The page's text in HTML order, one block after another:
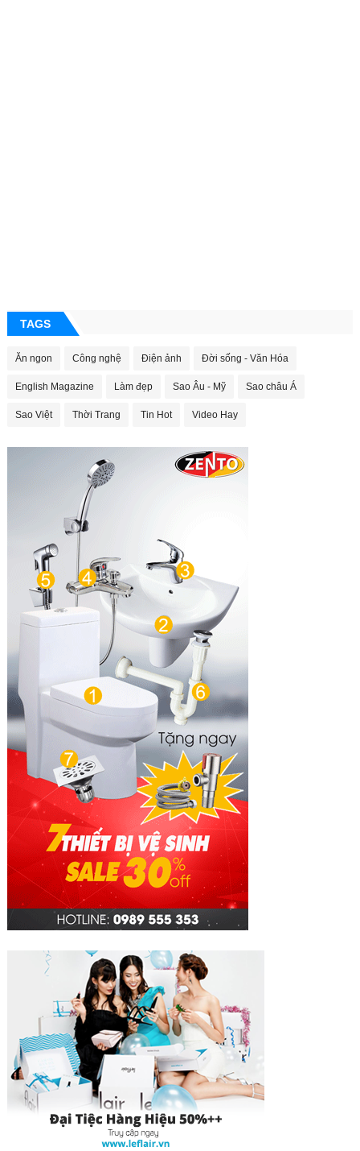
TAGS
Ăn ngon Công nghệ Điện ảnh Đời sống - Văn Hóa
English Magazine Làm đẹp Sao Âu - Mỹ Sao châu Á
Sao Việt Thời Trang Tin Hot Video Hay